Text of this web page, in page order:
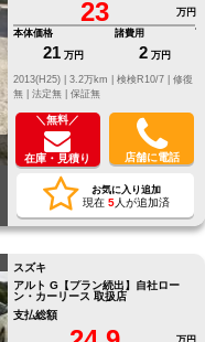
23
万円
本体価格
21 万円
諸費用
2 万円
修復
無 | 法定無 | 保証無
＼無料／
在庫・見積り 店舗に電話
お気に入り追加
現在 5人が追加済
スズキ
アルト G【プラン続出】自社ロー
ン・カーリース 取扱店
支払総額
万円